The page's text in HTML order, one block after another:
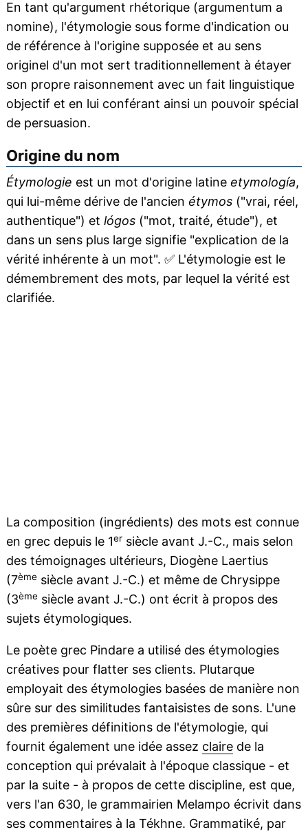
En tant qu'argument rhétorique (argumentum a
nomine), l'étymologie sous forme d'indication ou
de référence à l'origine supposée et au sens
originel d'un mot sert traditionnellement à étayer
son propre raisonnement avec un fait linguistique
objectif et en lui conférant ainsi un pouvoir spécial
de persuasion.
Origine du nom
Étymologie est un mot d'origine latine etymología,
qui lui-même dérive de l'ancien étymos("vrai, réel,
authentique") et lógos("mot, traité, étude"), et
dans un sens plus large signifie "explication de la
vérité inhérente à un mot". ✅L'étymologie est le
démembrement des mots, par lequel la vérité est
clarifiée.
La composition (ingrédients) des mots est connue
en grec depuis le 1ersiècle avant J.-C., mais selon
des témoignages ultérieurs, Diogène Laertius
(7èmesiècle avant J.-C.) et même de Chrysippe
(3èmesiècle avant J.-C.) ont écrit à propos des
sujets étymologiques.
Le poète grec Pindare a utilisé des étymologies
créatives pour flatter ses clients. Plutarque
employait des étymologies basées de manière non
sûre sur des similitudes fantaisistes de sons. L'une
des premières définitions de l'étymologie, qui
fournit également une idée assez clairede la
conception qui prévalait à l'époque classique - et
par la suite - à propos de cette discipline, est que,
vers l'an 630, le grammairien Melampo écrivit dans
ses commentaires à la Tékhne. Grammatiké, par